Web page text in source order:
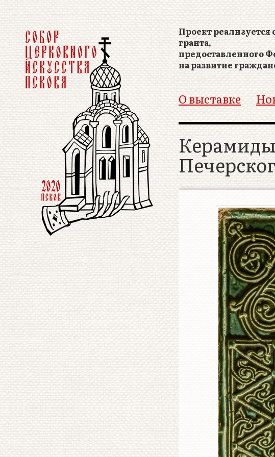
Проект реализуется
гранта,
предоставленного
на развитие
О выставке